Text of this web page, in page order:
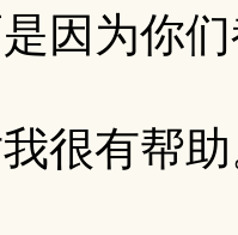
因为你
很有帮